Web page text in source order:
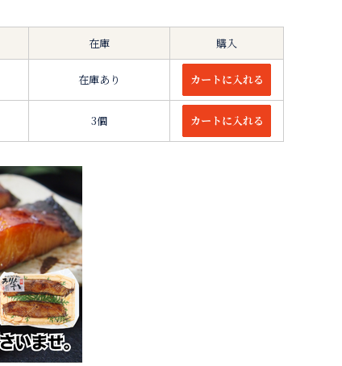
在庫 購入
在庫あり
3個